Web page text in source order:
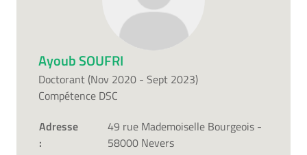
Ayoub SOUFRI
Doctorant (Nov 2020 - Sept 2023)
Compétence DSC
Adresse
:
49 rue Mademoiselle Bourgeois -
58000 Nevers